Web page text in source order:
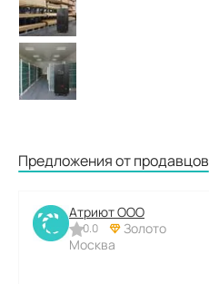
Предложения от продавцов
Атриют ООО
0.0
Золото
Москва